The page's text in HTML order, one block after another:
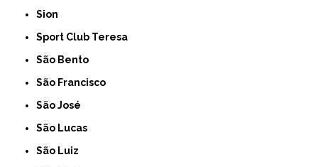
Sion
Sport Club Teresa
São Bento
São Francisco
São José
São Lucas
São Luiz